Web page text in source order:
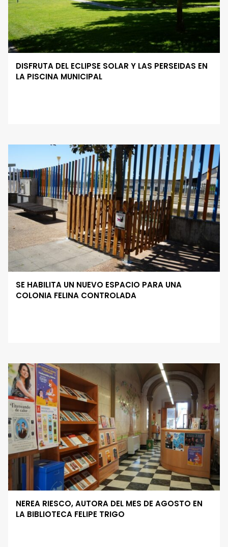
DISFRUTA DEL ECLIPSE SOLAR Y LAS PERSEIDAS EN
LA PISCINA MUNICIPAL
SE HABILITA UN NUEVO ESPACIO PARA UNA
COLONIA FELINA CONTROLADA
NEREA RIESCO, AUTORA DEL MES DE AGOSTO EN
LA BIBLIOTECA FELIPE TRIGO